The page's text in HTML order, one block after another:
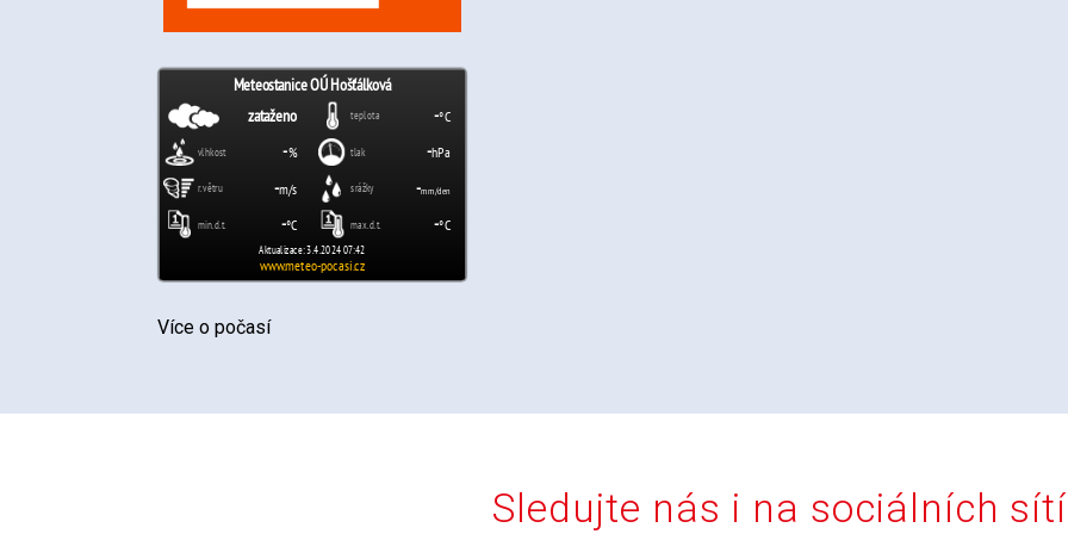
Více o počasí
Sledujte nás i na sociálních